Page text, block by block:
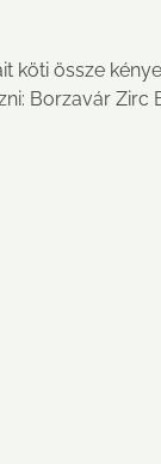
köti össze
Borzavár Zirc